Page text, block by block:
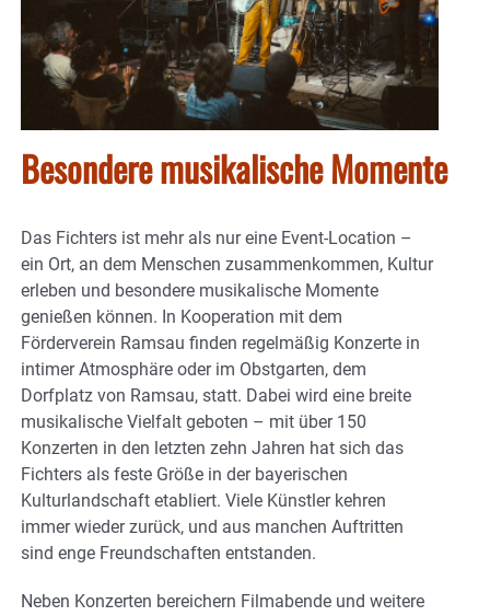
Besondere musikalische Momente
Das Fichters ist mehr als nur eine Event-Location –
ein Ort, an dem Menschen zusammenkommen, Kultur
erleben und besondere musikalische Momente
genießen können. In Kooperation mit dem
Förderverein Ramsau finden regelmäßig Konzerte in
intimer Atmosphäre oder im Obstgarten, dem
Dorfplatz von Ramsau, statt. Dabei wird eine breite
musikalische Vielfalt geboten – mit über 150
Konzerten in den letzten zehn Jahren hat sich das
Fichters als feste Größe in der bayerischen
Kulturlandschaft etabliert. Viele Künstler kehren
immer wieder zurück, und aus manchen Auftritten
sind enge Freundschaften entstanden.
Neben Konzerten bereichern Filmabende und weitere